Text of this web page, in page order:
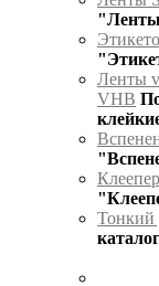
Ленты
VHB
Тонкий